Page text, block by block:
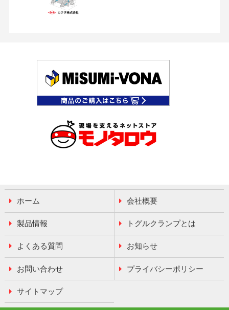
ホーム 会社概要
製品情報 トグルクランプとは
よくある質問 お知らせ
お問い合わせ プライバシーポリシー
サイトマップ